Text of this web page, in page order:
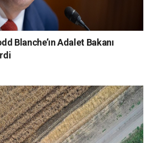
Blanche’ın Adalet Bakanı